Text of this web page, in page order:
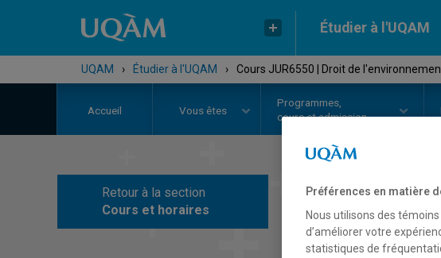
Étudier à l'UQAM
UQAM › Étudier à l'UQAM › Cours JUR6550 | Droit de
Accueil Vous êtes
Programmes,
cours et admission
Retour à la section
Cours et horaires
COURS//
Préférences en matière
Nous utilisons des
d’améliorer votre
statistiques de